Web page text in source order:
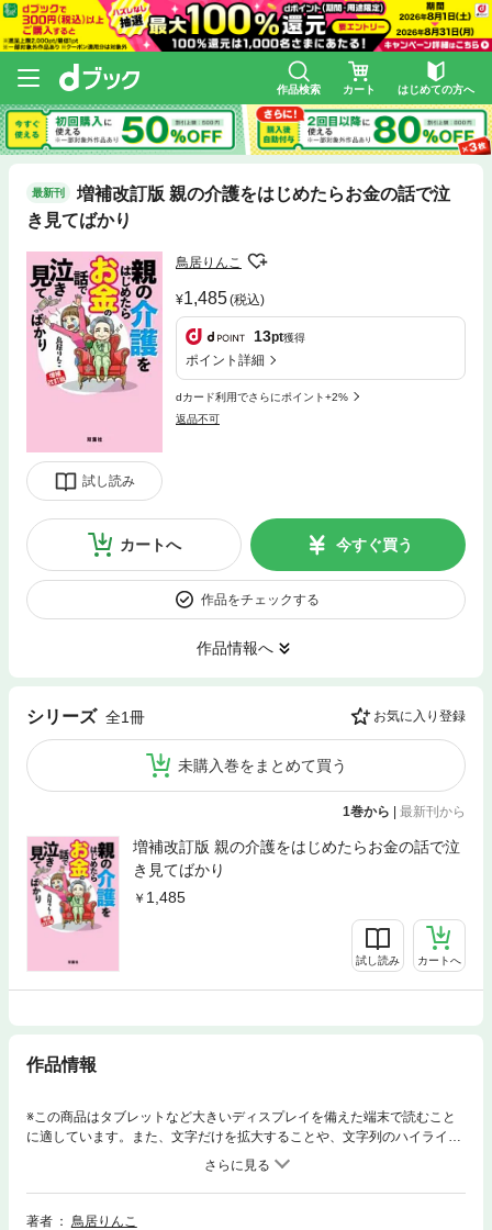
作品検索 カート はじめての方へ
最新刊
増補改訂版 親の介護をはじめたらお金の話で泣
き見てばかり
試し読み
鳥居りんこ
1,485(税込)
13pt獲得
ポイント詳細
dカード利用でさらにポイント+2%
返品不可
カートへ 今すぐ買う
作品をチェックする
作品情報へ
シリーズ 全1冊 お気に入り登録
未購入巻をまとめて買う
1巻から | 最新刊から
増補改訂版 親の介護をはじめたらお金の話で泣
き見てばかり
1,485
試し読み カートへ
作品情報
※この商品はタブレットなど大きいディスプレイを備えた端末で読むこと
に適しています。また、文字だけを拡大することや、文字列のハイライ
ト、検索、辞書の参照、引用などの機能が使用できません。想定以上の介
護費用、金喰い虫と化した親の”負”動産、施設に入ってもかさむ入院代―
―なのに頼みの綱の親の預貯金は認知症で凍結されて引き出せない!? こ
んな「介護あるある大ピンチ」を招かぬためのアッと驚く裏ワザが満載。
著者
鳥居りんこ